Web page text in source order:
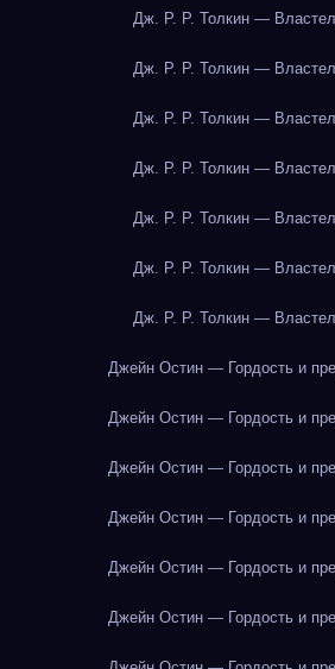
Дж. Р. Р. Толкин —
Дж. Р. Р. Толкин —
Дж. Р. Р. Толкин —
Дж. Р. Р. Толкин —
Дж. Р. Р. Толкин —
Дж. Р. Р. Толкин —
Дж. Р. Р. Толкин —
Джейн Остин — Гордость и
Джейн Остин — Гордость и
Джейн Остин — Гордость и
Джейн Остин — Гордость и
Джейн Остин — Гордость и
Джейн Остин — Гордость и